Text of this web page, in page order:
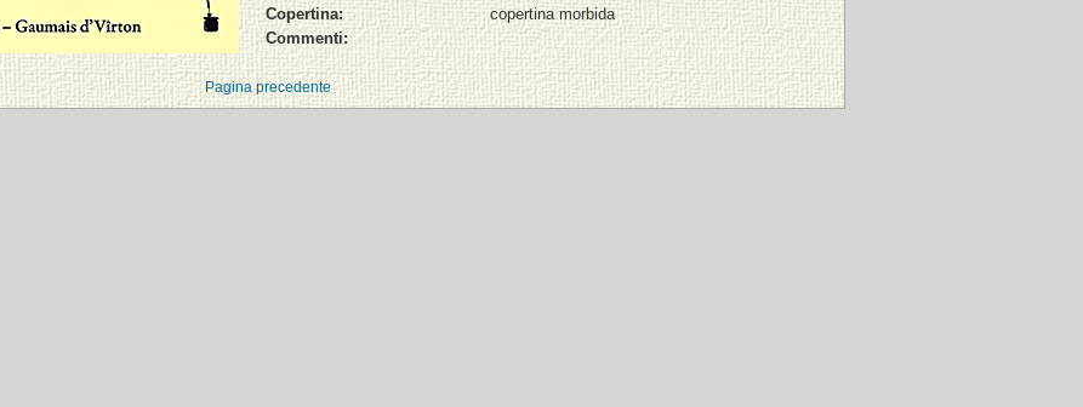
Copertina:
copertina morbida
Commenti:
Pagina precedente